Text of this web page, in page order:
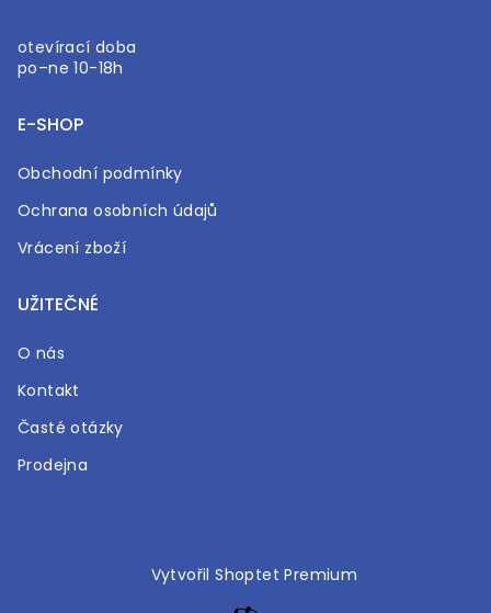
otevírací doba
po–ne 10-18h
E-SHOP
Obchodní podmínky
Ochrana osobních údajů
Vrácení zboží
UŽITEČNÉ
O nás
Kontakt
Časté otázky
Prodejna
Vytvořil Shoptet Premium